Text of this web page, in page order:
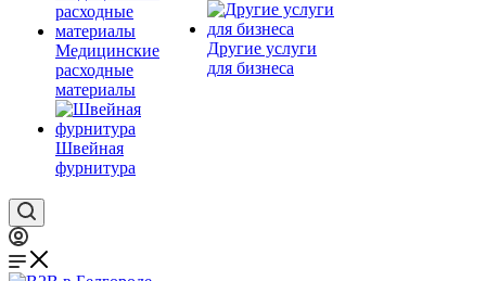
Медицинские
расходные
материалы
Швейная
фурнитура
Другие услуги
для бизнеса